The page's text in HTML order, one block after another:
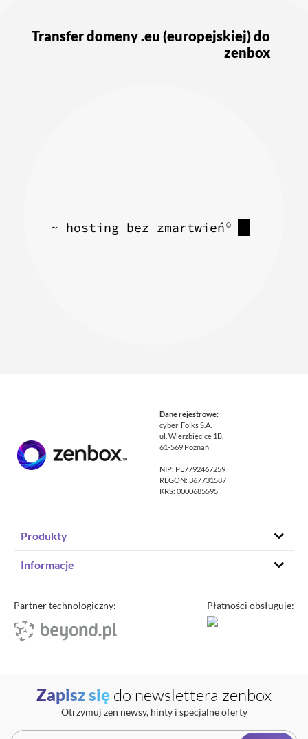
Transfer domeny .eu (europejskiej) do
zenbox
~ hosting bez zmartwień
©
Dane rejestrowe:
cyber_Folks S.A.
ul. Wierzbięcice 1B,
61-569 Poznań
NIP: PL7792467259
REGON: 367731587
KRS: 0000685595
Produkty
Transfer domeny
Poczta e-mail
Generator haseł
Sprawdź IP
Informacje
Program partnerski
Blog
Kariera
Ochrona Danych Osobowych
Uptime zenbox
Zapisz się do newslettera zenbox
Otrzymuj zen newsy, hinty i specjalne oferty
Partner technologiczny: Płatności obsługuje: